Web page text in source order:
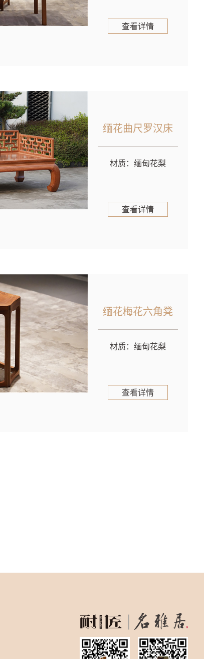
查看详情
缅花曲尺罗汉床
材质：缅甸花梨
查看详情
缅花梅花六角凳
材质：缅甸花梨
查看详情